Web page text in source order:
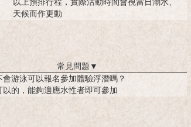
以上預排行程，實際活動時間會視當日潮水、
天候而作更動
常見問題 ▼
會游泳可以報名參加體驗浮潛嗎？
以的，能夠適應水性者即可參加